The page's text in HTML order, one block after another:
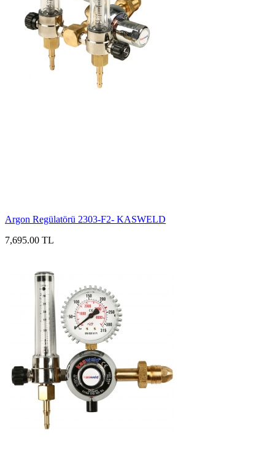
Argon Regülatörü 2303-F2- KASWELD
7,695.00 TL